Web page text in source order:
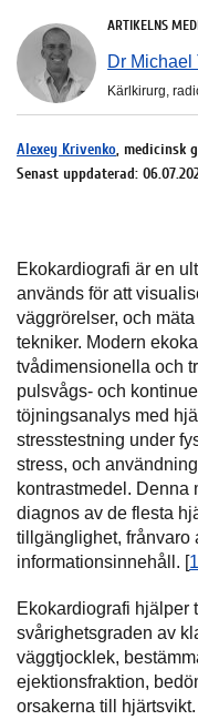
ARTIKELNS
Dr Michael
Kärlkirurg,
Alexey Krivenko, medicinsk
Senast uppdaterad:
Ekokardiografi är en
används för att
väggrörelser, och
tekniker. Modern
tvådimensionella och
pulsvågs- och
töjningsanalys med
stresstestning under
stress, och
kontrastmedel. Denna
diagnos av de flesta
tillgänglighet, frånvaro
informationsinnehåll. [1
Ekokardiografi hjälper
svårighetsgraden av
väggtjocklek,
ejektionsfraktion,
orsakerna till